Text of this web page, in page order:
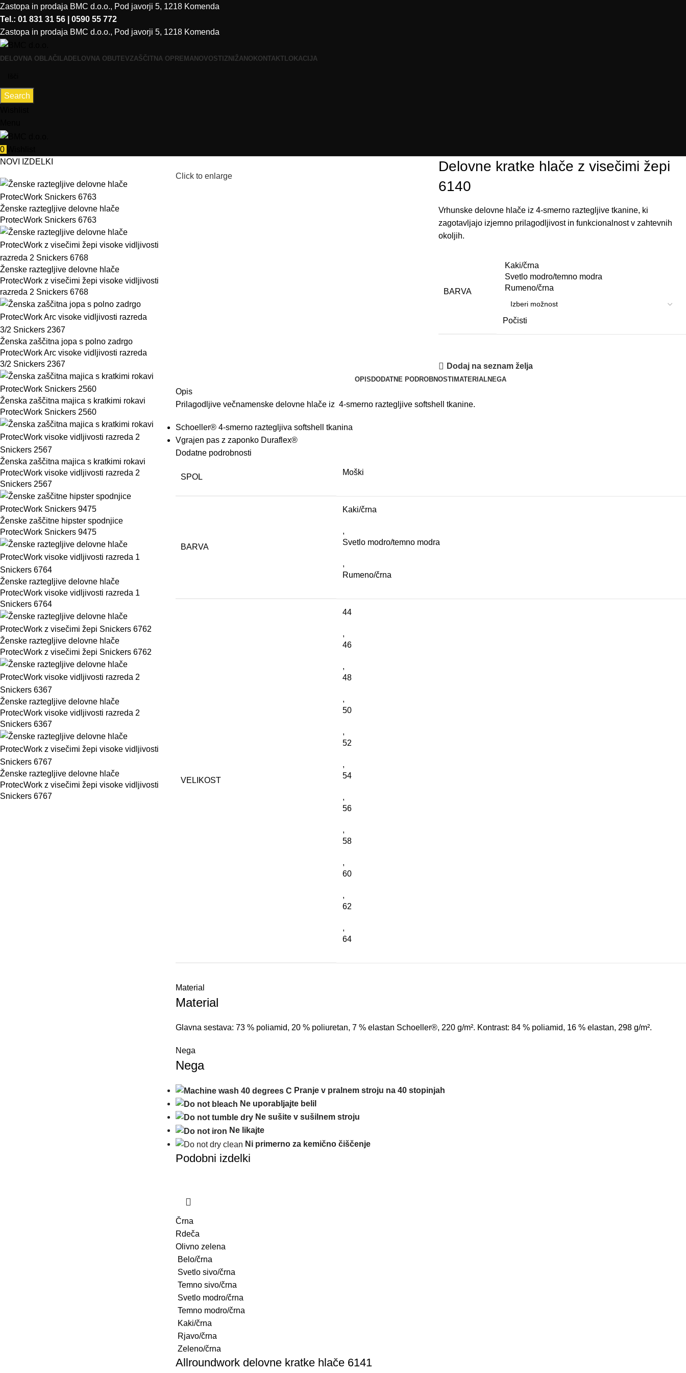
Zastopa in prodaja BMC d.o.o., Pod javorji 5, 1218 Komenda
Tel.: 01 831 31 56 | 0590 55 772
Zastopa in prodaja BMC d.o.o., Pod javorji 5, 1218 Komenda
DELOVNA OBLAČILA DELOVNA OBUTEVZAŠČITNA OPREMA NOVOSTI ZNIŽANO KONTAKT LOKACIJA
Search
0
NOVI IZDELKI
Ženske raztegljive delovne hlače
ProtecWork Snickers 6763
Ženske raztegljive delovne hlače
ProtecWork z visečimi žepi visoke vidljivosti
razreda 2 Snickers 6768
Ženska zaščitna jopa s polno zadrgo
ProtecWork Arc visoke vidljivosti razreda
3/2 Snickers 2367
Ženska zaščitna majica s kratkimi rokavi
ProtecWork Snickers 2560
Ženska zaščitna majica s kratkimi rokavi
ProtecWork visoke vidljivosti razreda 2
Snickers 2567
Ženske zaščitne hipster spodnjice
ProtecWork Snickers 9475
Ženske raztegljive delovne hlače
ProtecWork visoke vidljivosti razreda 1
Snickers 6764
Ženske raztegljive delovne hlače
ProtecWork z visečimi žepi Snickers 6762
Ženske raztegljive delovne hlače
ProtecWork visoke vidljivosti razreda 2
Snickers 6367
Ženske raztegljive delovne hlače
ProtecWork z visečimi žepi visoke vidljivosti
Snickers 6767
Click to enlarge
Delovne kratke hlače z visečimi žepi
6140
Vrhunske delovne hlače iz 4-smerno raztegljive tkanine, ki
zagotavljajo izjemno prilagodljivost in funkcionalnost v zahtevnih
okoljih.
BARVA
Kaki/črna
Svetlo modro/temno modra
Rumeno/črna
Počisti
Dodaj na seznam želja
OPISDODATNE PODROBNOSTIMATERIALNEGA
Opis
Prilagodljive večnamenske delovne hlače iz 4-smerno raztegljive softshell tkanine.
Schoeller® 4-smerno raztegljiva softshell
tkanina
Vgrajen pas z zaponko Duraflex®
Dodatne podrobnosti
SPOL
Moški
BARVA
Kaki/črna
,
Svetlo modro/temno modra
,
Rumeno/črna
VELIKOST
44
,
46
,
48
,
50
,
52
,
54
,
56
,
58
,
60
,
62
,
64
Material
Material
Glavna sestava: 73 % poliamid, 20 % poliuretan, 7 % elastan Schoeller®, 220 g/m². Kontrast: 84 % poliamid, 16 % elastan, 298 g/m².
Nega
Nega
Pranje v pralnem stroju na 40 stopinjah
Ne uporabljajte belil
Ne sušite v sušilnem stroju
Ne likajte
Ni primerno za kemično čiščenje
Podobni izdelki
Črna
Rdeča
Olivno zelena
Belo/črna
Svetlo sivo/črna
Temno sivo/črna
Svetlo modro/črna
Temno modro/črna
Kaki/črna
Rjavo/črna
Zeleno/črna
Allroundwork delovne kratke hlače 6141